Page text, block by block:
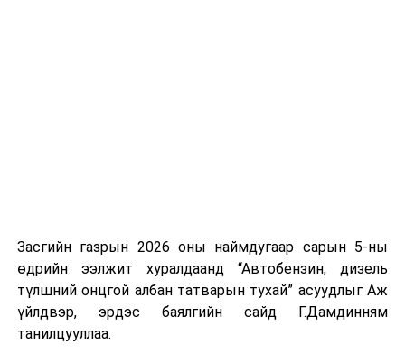
Засгийн газрын 2026 оны наймдугаар сарын 5-ны
өдрийн ээлжит хуралдаанд “Автобензин, дизель
түлшний онцгой албан татварын тухай” асуудлыг Аж
үйлдвэр, эрдэс баялгийн сайд Г.Дамдинням
танилцууллаа.